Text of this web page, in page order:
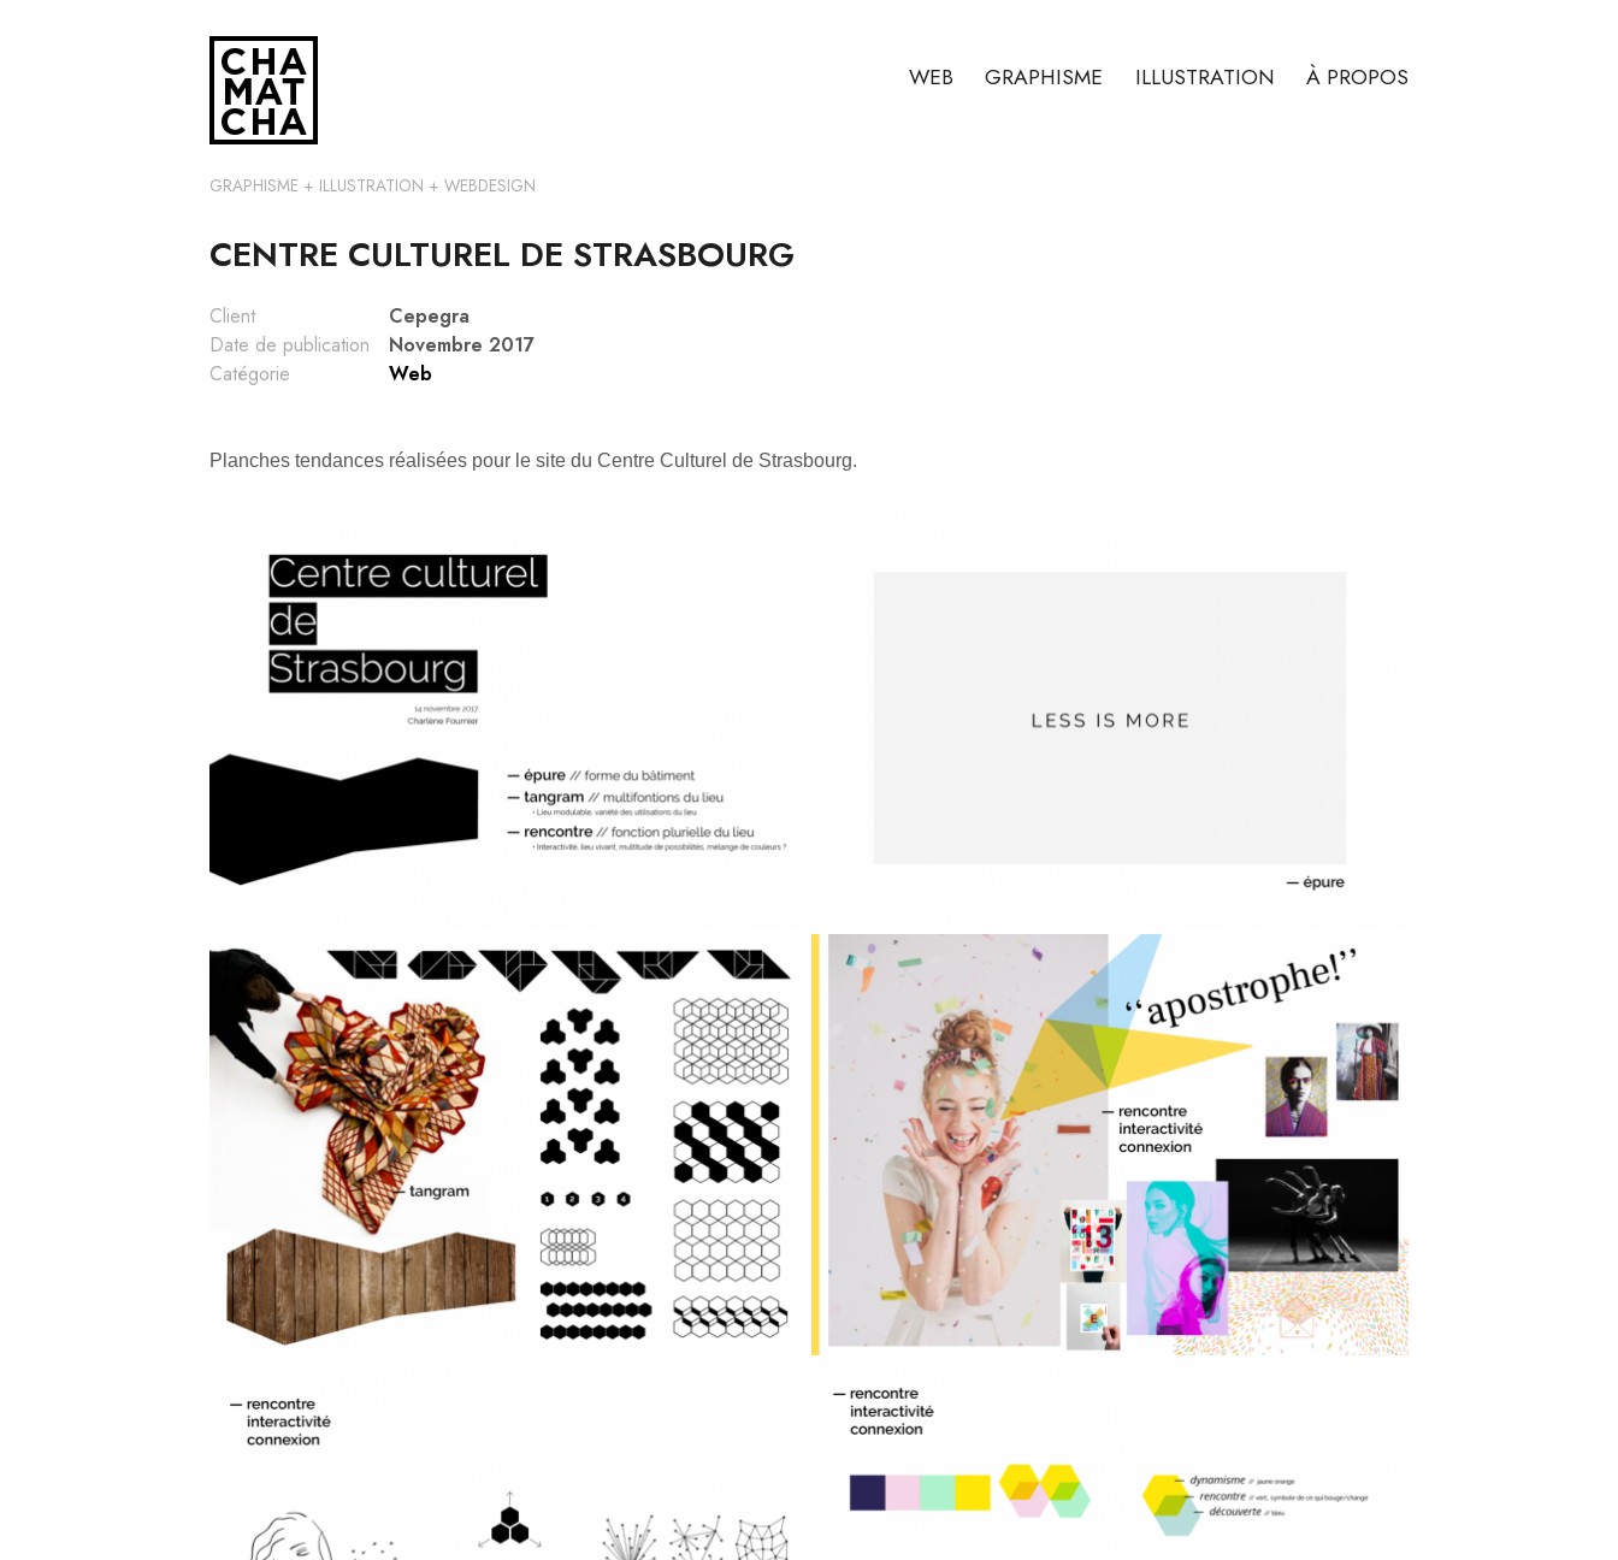
au
contenu
principal
GRAPHISME + ILLUSTRATION + WEBDESIGN
WEB GRAPHISME ILLUSTRATION À PROPOS
CENTRE CULTUREL DE STRASBOURG
Client
Cepegra
Date de publication
Novembre 2017
Catégorie
Web
Planches tendances réalisées pour le site du Centre Culturel de Strasbourg.